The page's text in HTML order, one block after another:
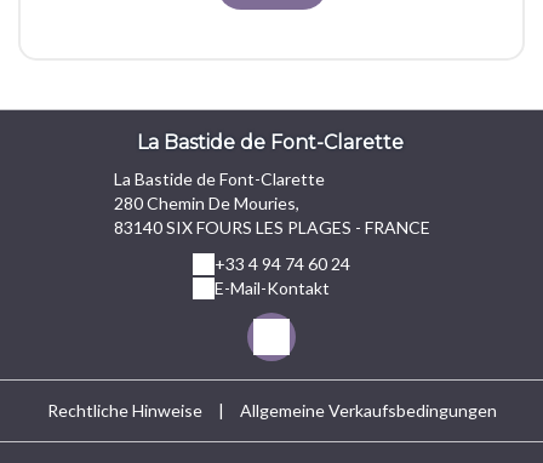
La Bastide de Font-Clarette
La Bastide de Font-Clarette
280 Chemin De Mouries,
83140 SIX FOURS LES PLAGES - FRANCE
+33 4 94 74 60 24
E-Mail-Kontakt
Rechtliche Hinweise Allgemeine Verkaufsbedingungen